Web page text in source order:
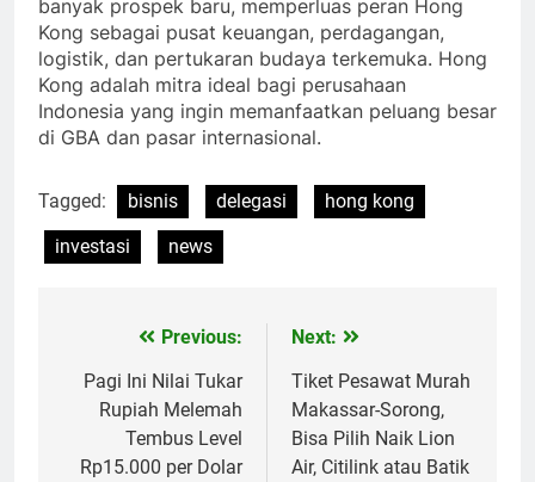
banyak prospek baru, memperluas peran Hong
Kong sebagai pusat keuangan, perdagangan,
logistik, dan pertukaran budaya terkemuka. Hong
Kong adalah mitra ideal bagi perusahaan
Indonesia yang ingin memanfaatkan peluang besar
di GBA dan pasar internasional.
Tagged: bisnis delegasi
hong kong
investasi
news
Navigasi
pos
Previous:
Pagi Ini Nilai Tukar
Rupiah Melemah
Tembus Level
Rp15.000 per Dolar
Next:
Tiket Pesawat Murah
Makassar-Sorong,
Bisa Pilih Naik Lion
Air, Citilink atau Batik